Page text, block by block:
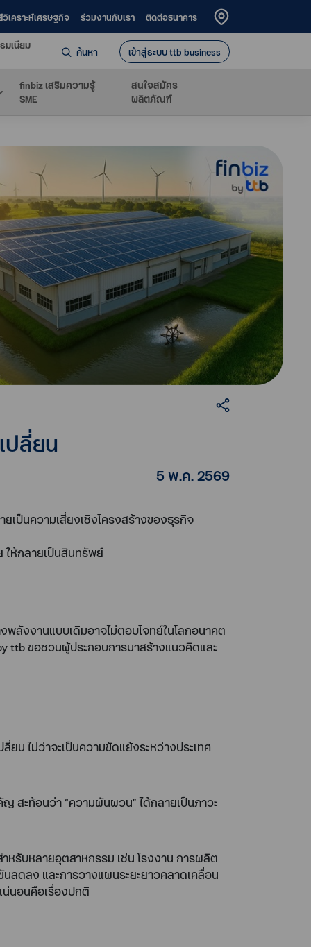
เคราะห์เศรษฐกิจ ร่วมงานกับเรา ติดต่อธนาคาร
มเนียม ค้นหา เข้าสู่ระบบ ttb business
finbiz เสริมความรู้
SME
สนใจสมัคร
ผลิตภัณฑ์
ปลี่ยน
5 พ.ค. 2569
เป็นความเสี่ยงเชิงโครงสร้างของธุรกิจ
ให้กลายเป็นสินทรัพย์
ลังงานแบบเดิมอาจไม่ตอบโจทย์ในโลกอนาคต
ttb ขอชวนผู้ประกอบการมาสร้างแนวคิดและ
น ไม่ว่าจะเป็นความขัดแย้งระหว่างประเทศ
สะท้อนว่า “ความผันผวน” ได้กลายเป็นภาวะ
รับหลายอุตสาหกรรม เช่น โรงงาน การผลิต
ลดลง และการวางแผนระยะยาวคลาดเคลื่อน
น่นอนคือเรื่องปกติ